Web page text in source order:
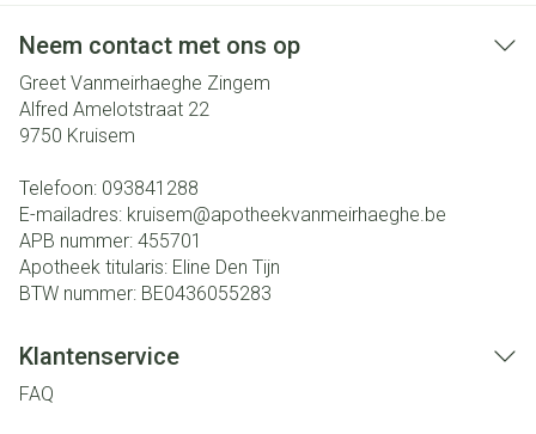
Neem contact met ons op
Greet Vanmeirhaeghe Zingem
Alfred Amelotstraat 22
9750 Kruisem
Telefoon: 093841288
E-mailadres: kruisem@apotheekvanmeirhaeghe.be
APB nummer: 455701
Apotheek titularis: Eline Den Tijn
BTW nummer: BE0436055283
Klantenservice
FAQ